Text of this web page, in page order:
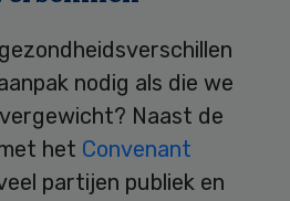
nodig als die we
Naast de
het Convenant
partijen publiek en